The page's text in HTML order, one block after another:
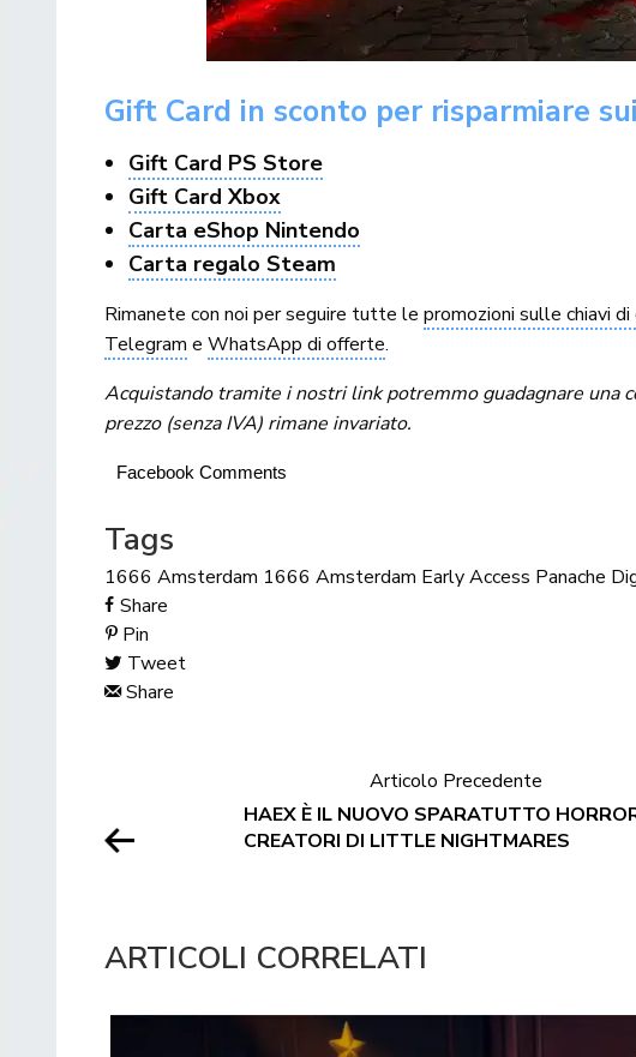
Gift Card in sconto per risparmiare
Gift Card PS Store
Gift Card Xbox
Carta eShop Nintendo
Carta regalo Steam
Rimanete con noi per seguire tutte lepromozioni sulle chiavi di
Telegram eWhatsApp di offerte.
Acquistando tramite i nostri link potremmo guadagnare una
prezzo (senza IVA) rimane invariato.
Facebook Comments
Tags
1666 Amsterdam 1666 Amsterdam Early Access Panache
Share
Pin
Tweet
Share
Articolo Precedente
HAEX È IL NUOVO SPARATUTTO
CREATORI DI LITTLE NIGHTMARES
ARTICOLI CORRELATI